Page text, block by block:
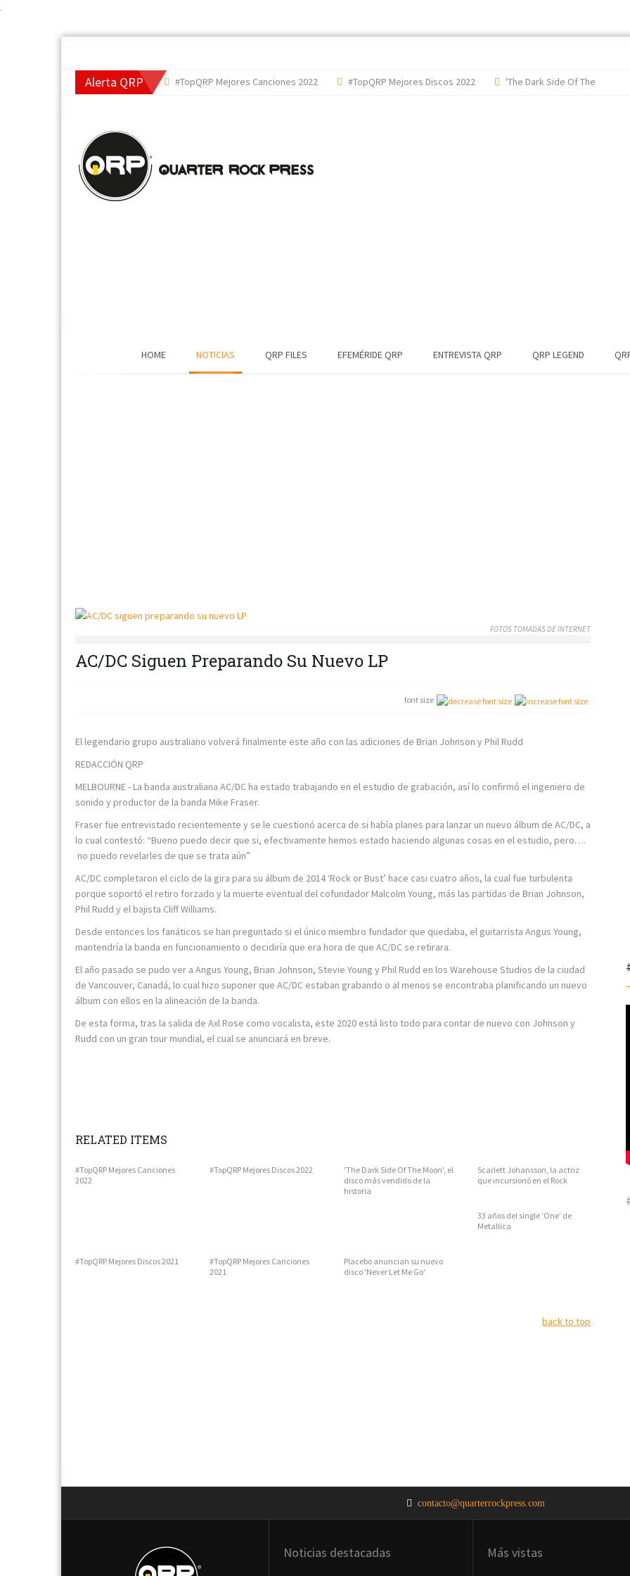
.
Alerta QRP #TopQRP Mejores Canciones 2022 #TopQRP Mejores Discos 2022 'The Dark Side Of The Moon',
HOME NOTICIAS QRP FILES EFEMÉRIDE QRP ENTREVISTA QRP QRP LEGEND
FOTOS TOMADAS DE INTERNET
AC/DC Siguen Preparando Su Nuevo LP
font size
El legendario grupo australiano volverá finalmente este año con las adiciones de Brian Johnson y Phil Rudd
REDACCIÓN QRP
MELBOURNE - La banda australiana AC/DC ha estado trabajando en el estudio de grabación, así lo confirmó el ingeniero de
sonido y productor de la banda Mike Fraser.
Fraser fue entrevistado recientemente y se le cuestionó acerca de si había planes para lanzar un nuevo álbum de AC/DC, a
lo cual contestó: “Bueno puedo decir que si, efectivamente hemos estado haciendo algunas cosas en el estudio, pero….
no puedo revelarles de que se trata aún”
AC/DC completaron el ciclo de la gira para su álbum de 2014 ‘Rock or Bust’ hace casi cuatro años, la cual fue turbulenta
porque soportó el retiro forzado y la muerte eventual del cofundador Malcolm Young, más las partidas de Brian Johnson,
Phil Rudd y el bajista Cliff Williams.
Desde entonces los fanáticos se han preguntado si el único miembro fundador que quedaba, el guitarrista Angus Young,
mantendría la banda en funcionamiento o decidiría que era hora de que AC/DC se retirara.
El año pasado se pudo ver a Angus Young, Brian Johnson, Stevie Young y Phil Rudd en los Warehouse Studios de la ciudad
de Vancouver, Canadá, lo cual hizo suponer que AC/DC estaban grabando o al menos se encontraba planificando un nuevo
álbum con ellos en la alineación de la banda.
De esta forma, tras la salida de Axl Rose como vocalista, este 2020 está listo todo para contar de nuevo con Johnson y
Rudd con un gran tour mundial, el cual se anunciará en breve.
RELATED ITEMS
#TopQRP Mejores Canciones
2022
#TopQRP Mejores Discos 2022
'The Dark Side Of The Moon', el
disco más vendido de la
historia
Scarlett Johansson, la actriz
que incursionó en el Rock
33 años del single ‘One’ de
Metallica
#TopQRP Mejores Discos 2021
#TopQRP Mejores Canciones
2021
Placebo anuncian su nuevo
disco 'Never Let Me Go'
back to top
contacto@quarterrockpress.com
Noticias destacadas Más vistas